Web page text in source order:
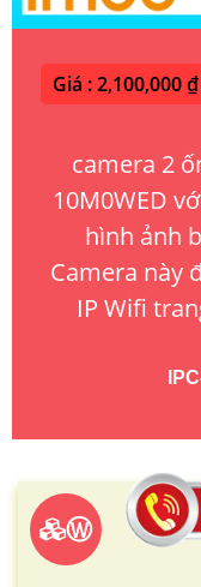
Giá : 2,100,000 ₫
camera 2
10M0WED
hình ảnh
Camera này
IP Wifi
Ⓦ